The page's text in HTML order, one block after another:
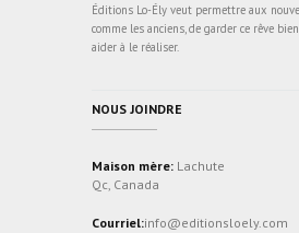
Éditions Lo-Ély veut permettre aux
comme les anciens, de garder ce rêve
aider à le réaliser.
NOUS JOINDRE
Maison mère: Lachute
Qc, Canada
Courriel:info@editionsloely.com